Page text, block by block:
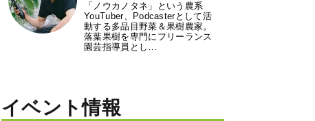
「ノウカノタネ」という農系
YouTuber、Podcasterとして活
動する多品目野菜＆果樹農家。
落葉果樹を専門にフリーランス
園芸指導員とし…
イベント情報